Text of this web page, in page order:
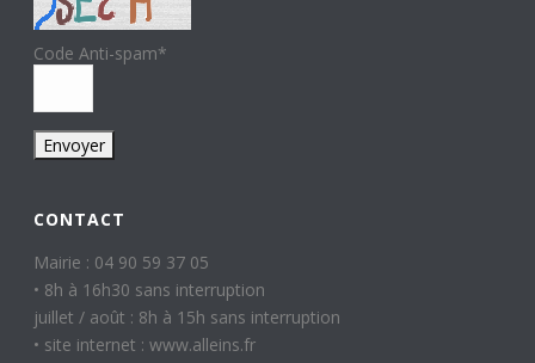
Code Anti-spam*
CONTACT
Mairie : 04 90 59 37 05
• 8h à 16h30 sans interruption
juillet / août : 8h à 15h sans interruption
• site internet : www.alleins.fr